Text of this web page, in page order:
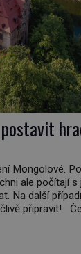
Mongolové.
ale počítají s
Na další
připravit!